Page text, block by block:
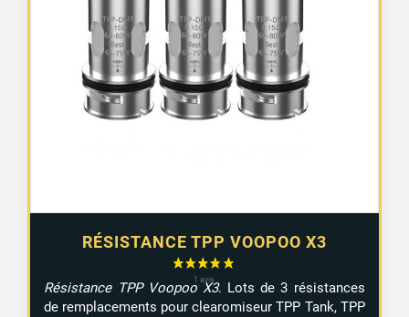
RÉSISTANCE TPP VOOPOO X3
Résistance TPP Voopoo X3. Lots de 3 résistances
de remplacements pour clearomiseur TPP Tank, TPP